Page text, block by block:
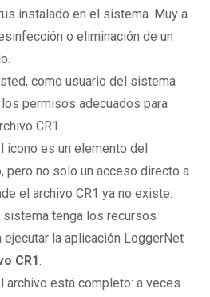
instalado en el sistema. Muy a
o eliminación de un
como usuario del sistema
permisos adecuados para
CR1
icono es un elemento del
pero no solo un acceso directo a
el archivo CR1 ya no existe.
tenga los recursos
ejecutar la aplicación LoggerNet
CR1.
archivo está completo: a veces